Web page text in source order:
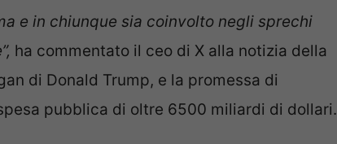
e in chiunque sia coinvolto negli sprechi
ha commentato il ceo di X alla notizia della
di Donald Trump, e la promessa di
pubblica di oltre 6500 miliardi di dollari.